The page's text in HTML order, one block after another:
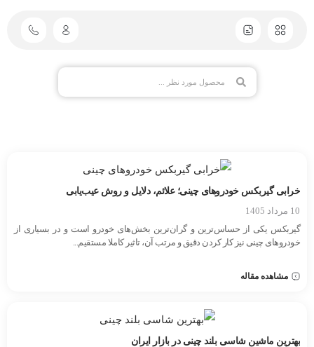
خرابی گیربکس خودروهای چینی؛ علائم، دلایل و روش عیب‌یابی
10 مرداد 1405
گیربکس یکی از حساس‌ترین و گران‌ترین بخش‌های خودرو است و در بسیاری از
خودروهای چینی نیز کار کردن دقیق و مرتب آن، تاثیر کاملا مستقیم...
مشاهده مقاله
بهترین ماشین شاسی بلند چینی در بازار ایران